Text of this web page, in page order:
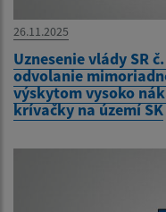
26.11.2025
Uznesenie vlády SR
odvolanie
výskytom vysoko
krívačky na území SK